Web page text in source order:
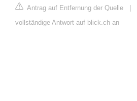
Antrag auf Entfernung der Quelle
vollständige Antwort auf blick.ch an